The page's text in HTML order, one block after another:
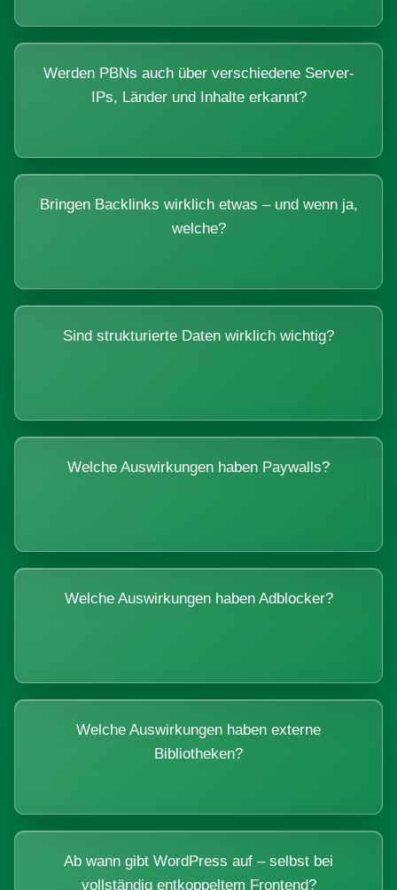
Werden PBNs auch über verschiedene Server-
IPs, Länder und Inhalte erkannt?
Bringen Backlinks wirklich etwas – und wenn ja,
welche?
Sind strukturierte Daten wirklich wichtig?
Welche Auswirkungen haben Paywalls?
Welche Auswirkungen haben Adblocker?
Welche Auswirkungen haben externe
Bibliotheken?
Ab wann gibt WordPress auf – selbst bei
vollständig entkoppeltem Frontend?